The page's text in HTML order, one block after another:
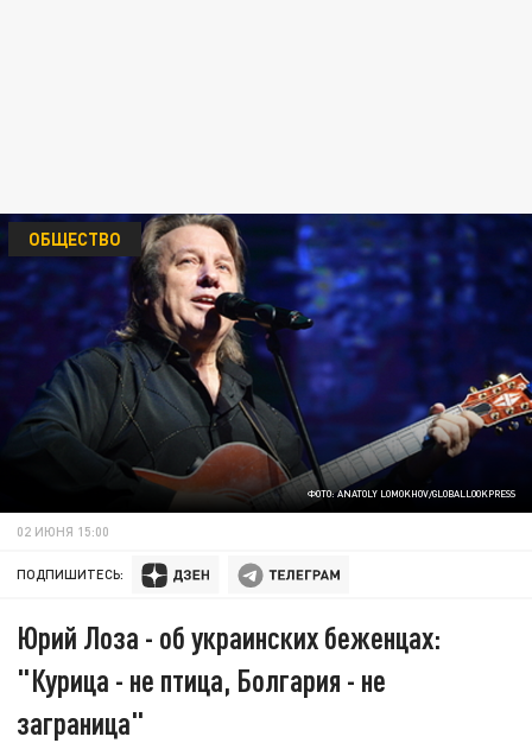
ФОТО: ANATOLY LOMOKHOV/GLOBALLOOKPRESS
ОБЩЕСТВО
02 ИЮНЯ 15:00
ПОДПИШИТЕСЬ:
Юрий Лоза - об украинских беженцах:
"Курица - не птица, Болгария - не
заграница"